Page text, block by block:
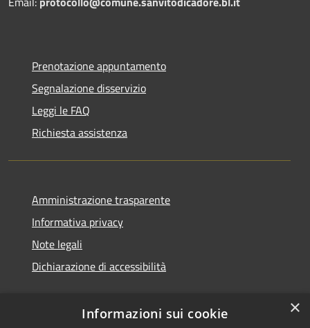
Prenotazione appuntamento
Segnalazione disservizio
Leggi le FAQ
Richiesta assistenza
Amministrazione trasparente
Informativa privacy
Note legali
Dichiarazione di accessibilità
×
Informazioni sui cookie